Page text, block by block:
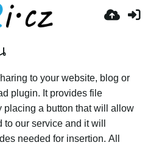
to your website, blog or
plugin. It provides file
placing a button that will allow
our service and it will
needed for insertion. All